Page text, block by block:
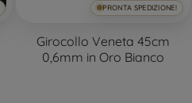
PRONTA SPEDIZIONE!
Girocollo Veneta 45cm
0,6mm in Oro Bianco